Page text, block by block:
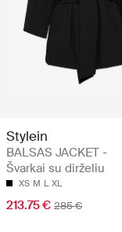
Stylein
BALSAS JACKET -
Švarkai su dirželiu
XS M L XL
213.75 € 285 €